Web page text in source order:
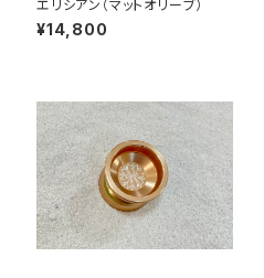
エリシアン（マットオリーブ）
¥14,800